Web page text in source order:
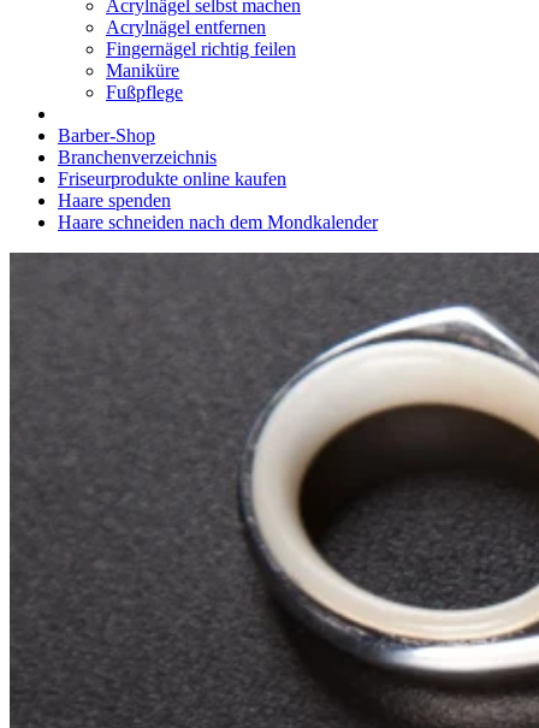
Acrylnägel selbst machen
Acrylnägel entfernen
Fingernägel richtig feilen
Maniküre
Fußpflege
Barber-Shop
Branchenverzeichnis
Friseurprodukte online kaufen
Haare spenden
Haare schneiden nach dem Mondkalender